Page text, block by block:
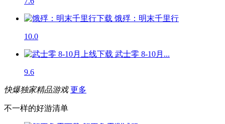
饿殍：明末千里行
10.0
武士零 8-10月...
9.6
快爆独家精品游戏 更多
不一样的好游清单